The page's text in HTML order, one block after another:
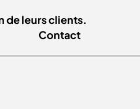
de leurs clients.
Contact